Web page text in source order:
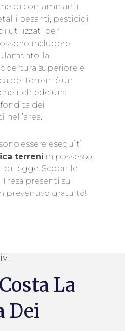
di contaminanti
pesanti, pesticidi
utilizzati per
includere
la
superiore e
dei terreni è un
richiede una
dei
essere eseguiti
terreni in possesso
di legge. Scopri le
presenti sul
preventivo gratuito!
La
Dei